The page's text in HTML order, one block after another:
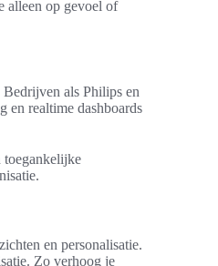
alleen op gevoel of
Bedrijven als Philips en
en realtime dashboards
toegankelijke
en personalisatie.
Zo verhoog je